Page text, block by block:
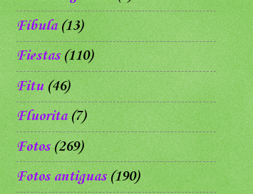
Fíbula (13)
Fiestas (110)
Fitu (46)
Fluorita (7)
Fotos (269)
Fotos antiguas (190)